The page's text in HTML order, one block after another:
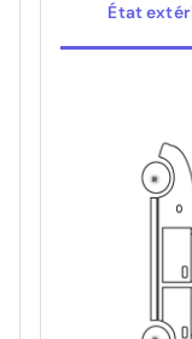
État